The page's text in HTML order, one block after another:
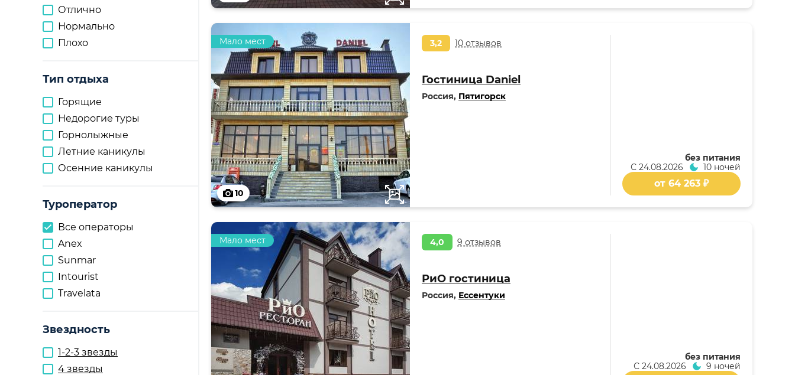
Отлично
Нормально
Плохо
Тип отдыха
Горящие
Недорогие туры
Горнолыжные
Летние каникулы
Осенние каникулы
Туроператор
Все операторы
Anex
Sunmar
Intourist
Travelata
Звездность
1-2-3 звезды
4 звезды
10
Мало мест 3,2 10 отзывов
Гостиница Daniel
Россия, Пятигорск
без питания
С 24.08.2026 10 ночей
от 64 263 ₽
Мало мест 4,0 9 отзывов
РиО гостиница
Россия, Ессентуки
без питания
С 24.08.2026 9 ночей